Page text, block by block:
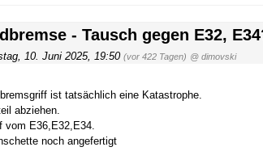
- Tausch gegen E32,
10. Juni 2025, 19:50 (vor 422 Tagen) @ dimovski
ist tatsächlich eine Katastrophe.
abziehen.
vom E36,E32,E34.
noch angefertigt